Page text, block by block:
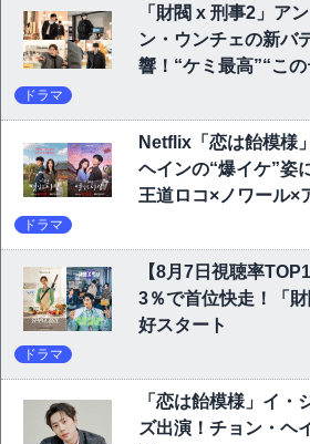
「財閥 x 刑事2」ア
ン・ウンチェの新バ
響！“ケミ最高”“こ
ドラマ
Netflix「恋は飴模様
ヘインの“爆イケ”姿
王道ロコ×ノワール×
ドラマ
【8月7日視聴率
3％で首位快走！「
好スタート
ドラマ
「恋は飴模様」イ・
ズ出演！チョン・ヘ